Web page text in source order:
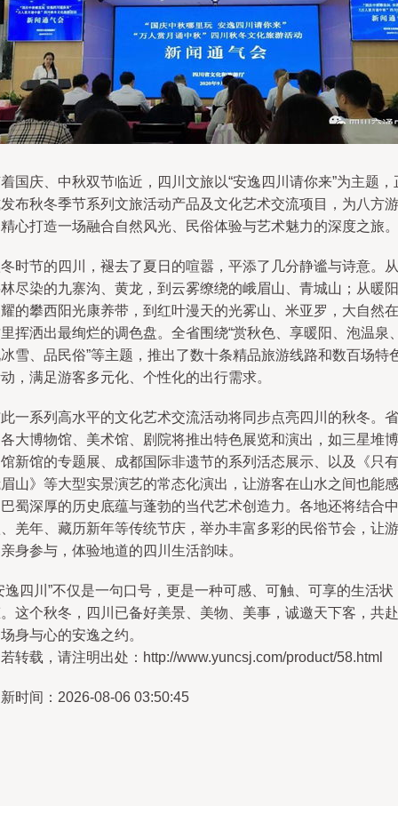
国庆、中秋双节临近，四川文旅以“安逸四川请你来”为主题，
布秋冬季节系列文旅活动产品及文化艺术交流项目，为八方游
心打造一场融合自然风光、民俗体验与艺术魅力的深度之旅。
时节的四川，褪去了夏日的喧嚣，平添了几分静谧与诗意。从
尽染的九寨沟、黄龙，到云雾缭绕的峨眉山、青城山；从暖阳
的攀西阳光康养带，到红叶漫天的光雾山、米亚罗，大自然在
挥洒出最绚烂的调色盘。全省围绕“赏秋色、享暖阳、泡温泉
雪、品民俗”等主题，推出了数十条精品旅游线路和数百场特
，满足游客多元化、个性化的出行需求。
一系列高水平的文化艺术交流活动将同步点亮四川的秋冬。省
大博物馆、美术馆、剧院将推出特色展览和演出，如三星堆博
新馆的专题展、成都国际非遗节的系列活态展示、以及《只有
山》等大型实景演艺的常态化演出，让游客在山水之间也能感
蜀深厚的历史底蕴与蓬勃的当代艺术创造力。各地还将结合中
羌年、藏历新年等传统节庆，举办丰富多彩的民俗节会，让游
身参与，体验地道的四川生活韵味。
逸四川”不仅是一句口号，更是一种可感、可触、可享的生活状
这个秋冬，四川已备好美景、美物、美事，诚邀天下客，共赴
身与心的安逸之约。
转载，请注明出处：http://www.yuncsj.com/product/58.html
时间：2026-08-06 03:50:45